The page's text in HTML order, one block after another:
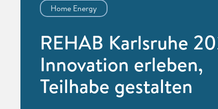
Home Energy
REHAB Karlsruhe
Innovation erleben,
Teilhabe gestalten